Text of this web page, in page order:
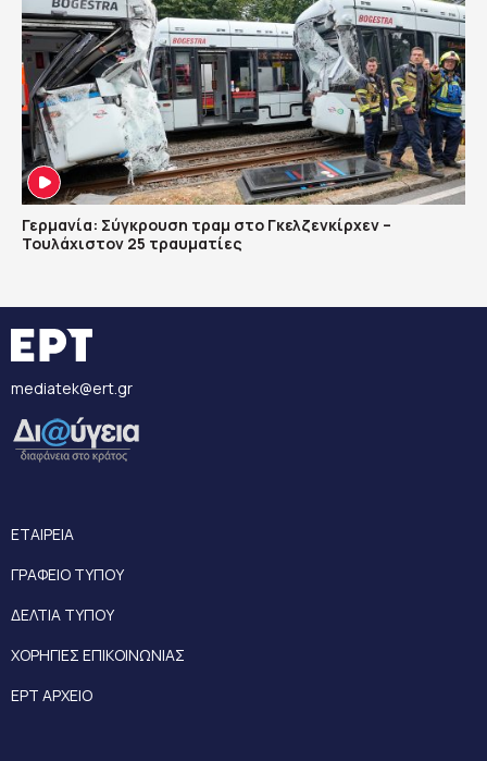
Γερμανία: Σύγκρουση τραμ στο Γκελζενκίρχεν –
Τουλάχιστον 25 τραυματίες
mediatek@ert.gr
ΕΤΑΙΡΕΙΑ
ΓΡΑΦΕΙΟ ΤΥΠΟΥ
ΔΕΛΤΙΑ ΤΥΠΟΥ
ΧΟΡΗΓΙΕΣ ΕΠΙΚΟΙΝΩΝΙΑΣ
ΕΡΤ ΑΡΧΕΙΟ